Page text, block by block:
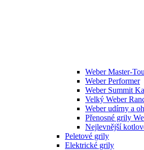
Weber Master-
Weber Performer
Weber Summit
Velký Weber
Weber udírny a
Přenosné grily
Nejlevnější
Peletové grily
Elektrické grily